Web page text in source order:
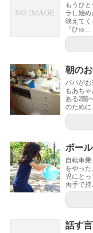
もうひ
ラし始
映えてく
『ひゅ...
朝の
パパがお
もあち
ある2階
のために
ボー
自転車
をやっ
児にと
両手で持
話す